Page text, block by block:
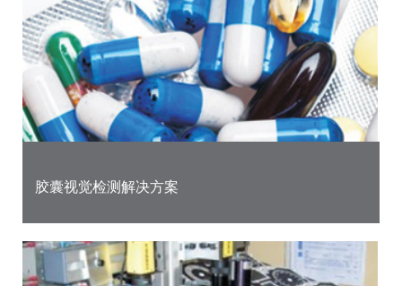
胶囊视觉检测解决方案